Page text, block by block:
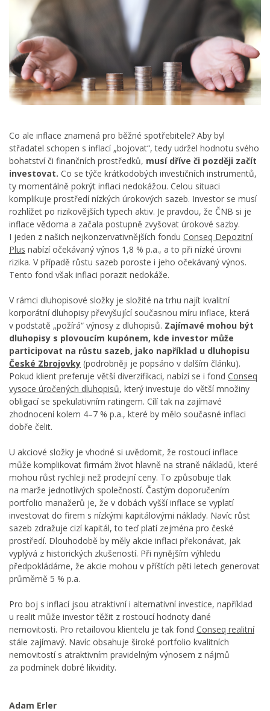
Co ale inflace znamená pro běžné spotřebitele? Aby byl
střadatel schopen s inflací „bojovat“, tedy udržel hodnotu svého
bohatství či finančních prostředků, musí dříve či později začít
investovat. Co se týče krátkodobých investičních instrumentů,
ty momentálně pokrýt inflaci nedokážou. Celou situaci
komplikuje prostředí nízkých úrokových sazeb. Investor se musí
rozhlížet po rizikovějších typech aktiv. Je pravdou, že ČNB si je
inflace vědoma a začala postupně zvyšovat úrokové sazby.
I jeden z našich nejkonzervativnějších fondu Conseq Depozitní
Plus nabízí očekávaný výnos 1,8 % p.a., a to při nízké úrovni
rizika. V případě růstu sazeb poroste i jeho očekávaný výnos.
Tento fond však inflaci porazit nedokáže.
V rámci dluhopisové složky je složité na trhu najít kvalitní
korporátní dluhopisy převyšující současnou míru inflace, která
v podstatě „požírá“ výnosy z dluhopisů. Zajímavé mohou být
dluhopisy s plovoucím kupónem, kde investor může
participovat na růstu sazeb, jako například u dluhopisu
České Zbrojovky (podrobněji je popsáno v dalším článku).
Pokud klient preferuje větší diverzifikaci, nabízí se i fond Conseq
vysoce úročených dluhopisů, který investuje do větší množiny
obligací se spekulativním ratingem. Cílí tak na zajímavé
zhodnocení kolem 4–7 % p.a., které by mělo současné inflaci
dobře čelit.
U akciové složky je vhodné si uvědomit, že rostoucí inflace
může komplikovat firmám život hlavně na straně nákladů, které
mohou růst rychleji než prodejní ceny. To způsobuje tlak
na marže jednotlivých společností. Častým doporučením
portfolio manažerů je, že v dobách vyšší inflace se vyplatí
investovat do firem s nízkými kapitálovými náklady. Navíc růst
sazeb zdražuje cizí kapitál, to teď platí zejména pro české
prostředí. Dlouhodobě by měly akcie inflaci překonávat, jak
vyplývá z historických zkušeností. Při nynějším výhledu
předpokládáme, že akcie mohou v příštích pěti letech generovat
průměrně 5 % p.a.
Pro boj s inflací jsou atraktivní i alternativní investice, například
u realit může investor těžit z rostoucí hodnoty dané
nemovitosti. Pro retailovou klientelu je tak fond Conseq realitní
stále zajímavý. Navíc obsahuje široké portfolio kvalitních
nemovitostí s atraktivním pravidelným výnosem z nájmů
za podmínek dobré likvidity.
Adam Erler